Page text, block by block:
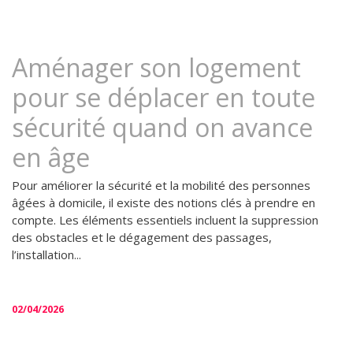
Aménager son logement
pour se déplacer en toute
sécurité quand on avance
en âge
Pour améliorer la sécurité et la mobilité des personnes
âgées à domicile, il existe des notions clés à prendre en
compte. Les éléments essentiels incluent la suppression
des obstacles et le dégagement des passages,
l’installation...
02/04/2026